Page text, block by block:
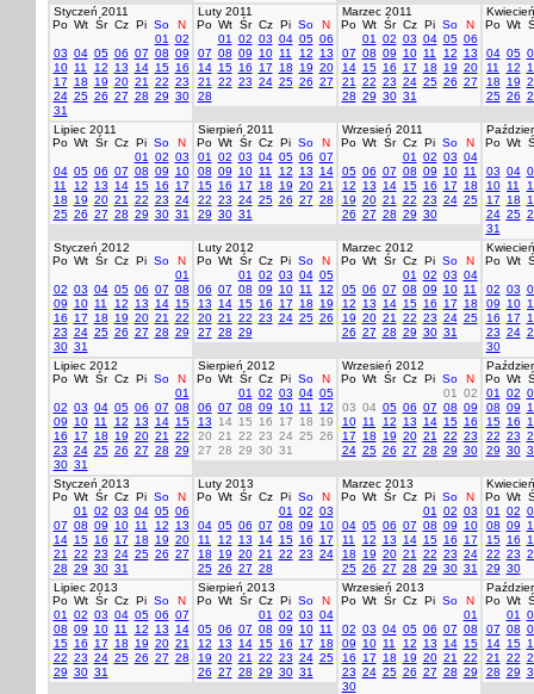
Styczeń 2011
Po Wt Śr Cz Pi So
N
01
02
03 04 05 06 07 08 09
10 11 12 13 14 15 16
17
18 19 20 21 22 23
24 25 26 27 28 29 30
31
Luty 2011
Po Wt Śr Cz Pi So
N
01
02 03 04 05 06
07 08 09 10 11 12
13
14 15 16 17 18 19 20
21
22 23 24 25 26 27
28
Marzec 2011
Po Wt Śr Cz Pi So
N
01
02 03 04 05 06
07 08 09 10 11 12
13
14 15 16 17 18 19 20
21
22 23 24 25 26 27
28 29 30 31
Po Wt
04 05
11
12
18
19
25 26
Lipiec 2011
Po Wt Śr Cz Pi So
N
01
02 03
04 05 06 07 08 09
10
11
12 13 14 15 16
17
18
19 20 21 22 23 24
25 26 27 28 29 30 31
Sierpień 2011
Po Wt Śr Cz Pi So
N
01
02 03 04 05 06 07
08 09 10 11 12 13
14
15 16 17 18 19 20 21
22 23 24 25 26 27 28
29 30 31
Wrzesień 2011
Po Wt Śr Cz Pi So
N
01
02 03 04
05 06 07 08 09 10 11
12
13 14 15 16 17
18
19 20 21 22 23 24 25
26 27 28 29 30
Po Wt
03 04
10 11
17
18
24 25
31
Styczeń 2012
Po Wt Śr Cz Pi So
N
01
02 03 04 05 06 07 08
09
10 11 12 13 14 15
16
17 18 19 20 21
22
23 24 25 26 27 28 29
30 31
Luty 2012
Po Wt Śr Cz Pi So
N
01
02 03 04 05
06 07 08 09 10 11
12
13
14 15 16 17 18
19
20 21 22 23 24 25 26
27 28 29
Marzec 2012
Po Wt Śr Cz Pi So
N
01
02 03 04
05 06 07 08 09 10 11
12
13 14 15 16 17
18
19 20 21 22 23 24 25
26 27 28 29 30 31
Po Wt
02 03
09
10
16
17
23 24
30
Lipiec 2012
Po Wt Śr Cz Pi So
N
01
02 03 04 05 06 07 08
09
10 11 12 13 14 15
16
17 18 19 20 21
22
23 24 25 26 27 28 29
30 31
Sierpień 2012
Po Wt Śr Cz Pi So
N
01
02 03 04 05
06 07 08 09 10 11
12
13
14 15 16 17 18
19
20 21 22 23 24 25 26
27 28 29 30 31
Wrzesień 2012
Po Wt Śr Cz Pi So
N
01
02
03 04 05 06 07 08 09
10 11 12 13 14 15 16
17
18 19 20 21 22 23
24 25 26 27 28 29 30
Po Wt
01
02
08 09
15 16
22 23
29 30
Styczeń 2013
Po Wt Śr Cz Pi So
N
01
02 03 04 05 06
07 08 09 10 11 12
13
14 15 16 17 18 19 20
21
22 23 24 25 26 27
28 29 30 31
Luty 2013
Po Wt Śr Cz Pi So
N
01
02 03
04 05 06 07 08 09
10
11
12 13 14 15 16
17
18
19 20 21 22 23 24
25 26 27 28
Marzec 2013
Po Wt Śr Cz Pi So
N
01
02 03
04 05 06 07 08 09
10
11
12 13 14 15 16
17
18
19 20 21 22 23 24
25 26 27 28 29 30 31
Po Wt
01
02
08 09
15 16
22 23
29 30
Lipiec 2013
Po Wt Śr Cz Pi So
N
01
02 03 04 05 06 07
08 09 10 11 12 13
14
15 16 17 18 19 20 21
22 23 24 25 26 27 28
29 30 31
Sierpień 2013
Po Wt Śr Cz Pi So
N
01
02 03 04
05 06 07 08 09 10 11
12
13 14 15 16 17
18
19 20 21 22 23 24 25
26 27 28 29 30 31
Wrzesień 2013
Po Wt Śr Cz Pi So
N
01
02 03 04 05 06 07 08
09
10 11 12 13 14 15
16
17 18 19 20 21
22
23 24 25 26 27 28 29
30
Po Wt
01
07 08
14 15
21
22
28 29